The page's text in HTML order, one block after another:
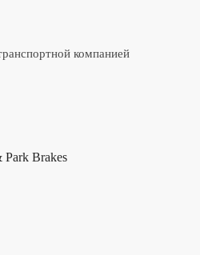
компанией
Park Brakes